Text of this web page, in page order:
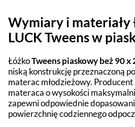
Wymiary i materiały
LUCK Tweens w
ŁóżkoTweens piaskowy beż 90 x
niską konstrukcję przeznaczoną
materac młodzieżowy.
materaca o wysokości
zapewni odpowiednie
powierzchnię codziennego